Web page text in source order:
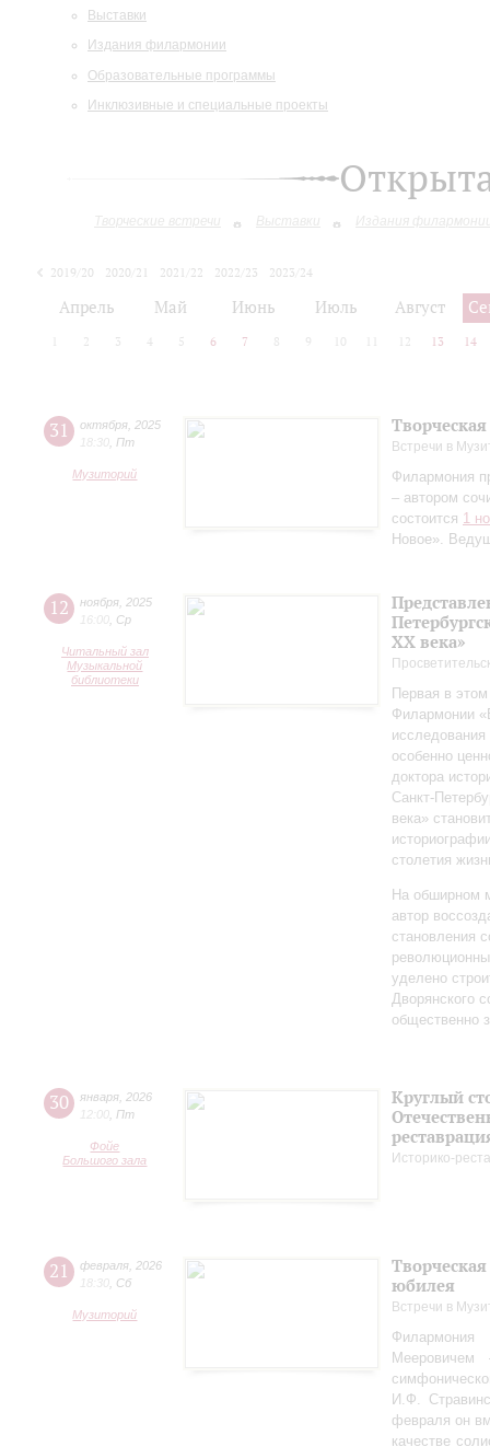
Выставки
Издания филармонии
Образовательные программы
Инклюзивные и специальные проекты
Творческие встречи Выставки Издания
2019/20 2020/21 2021/22 2022/23
2023/24
Апрель Май Июнь Июль Август
2 3 4 5 6 7 8 9 10 12 13 14
31 октября 2025
18:30 Пт
Музиторий
Встречи в
Филармония
– автором
состоится 1
Новое».
12 ноября 2025
16:00 Ср
Читальный зал
Музыкальной
библиотеки
ХХ века»
Первая в
Филармонии
особенно
доктора
века»
столетия
На обширном
автор
становления
уделено
Дворянского
общественно
30 января 2026
Пт
Фойе
Большого зала
Круглый
Историко-
21 февраля 2026
18:30
Сб
Музиторий
юбилея
Встречи в
Мееровичем
И.Ф.
февраля он
качестве